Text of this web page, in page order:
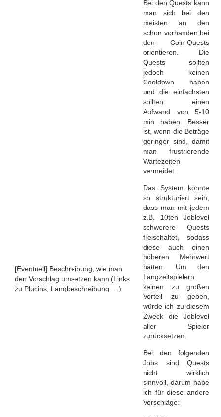
[Eventuell] Beschreibung, wie man
den Vorschlag umsetzen kann (Links
zu Plugins, Langbeschreibung, ...)
Bei den Quests kann
man sich bei den
meisten an den
schon vorhanden bei
den Coin-Quests
orientieren. Die
Quests sollten
jedoch keinen
Cooldown haben
und die einfachsten
sollten einen
Aufwand von 5-10
min haben. Besser
ist, wenn die Beträge
geringer sind, damit
man frustrierende
Wartezeiten
vermeidet.
Das System könnte
so strukturiert sein,
dass man mit jedem
z.B. 10ten Joblevel
schwerere Quests
freischaltet, sodass
diese auch einen
höheren Mehrwert
hätten. Um den
Langzeitspielern
keinen zu großen
Vorteil zu geben,
würde ich zu diesem
Zweck die Joblevel
aller Spieler
zurücksetzen.
Bei den folgenden
Jobs sind Quests
nicht wirklich
sinnvoll, darum habe
ich für diese andere
Vorschläge: